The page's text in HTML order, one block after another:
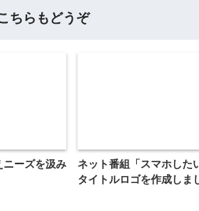
ちらもどうぞ
ニーズを汲み
ネット番組「スマホした
タイトルロゴを作成しま